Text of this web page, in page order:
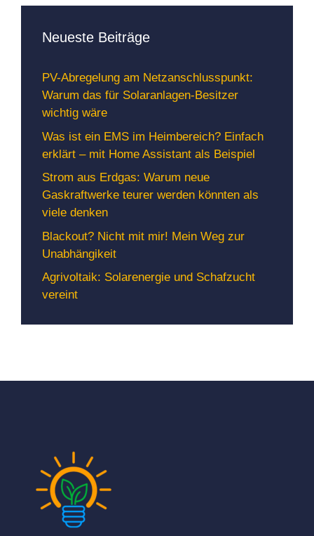
Neueste Beiträge
PV-Abregelung am Netzanschlusspunkt:
Warum das für Solaranlagen-Besitzer
wichtig wäre
Was ist ein EMS im Heimbereich? Einfach
erklärt – mit Home Assistant als Beispiel
Strom aus Erdgas: Warum neue
Gaskraftwerke teurer werden könnten als
viele denken
Blackout? Nicht mit mir! Mein Weg zur
Unabhängikeit
Agrivoltaik: Solarenergie und Schafzucht
vereint